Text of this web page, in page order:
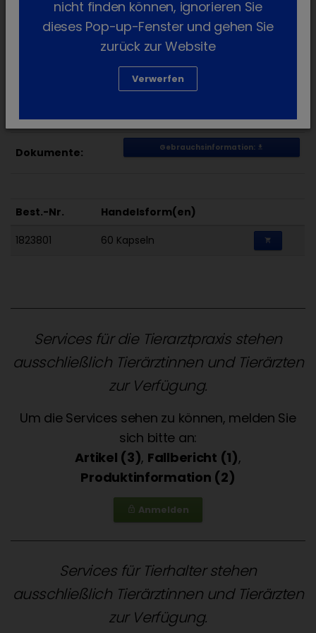
essenzielle Fettsäuren (4 %). Nettomasse: 39,8
g. Kapseln aus Rindergelatine (können geöffnet
Handelsform(en): 60 Kapseln
Dokumente: Gebrauchsinformation: get_app
Best.-Nr.
Handelsform(en)
1823801
60 Kapseln shopping_cart
Services für die Tierarztpraxis stehen
ausschließlich Tierärztinnen und Tierärzten
zur Verfügung.
Um die Services sehen zu können, melden Sie
sich bitte an:
Artikel (3), Fallbericht (1),
Produktinformation (2)
lock_outline Anmelden
Services für Tierhalter stehen
ausschließlich Tierärztinnen und Tierärzten
zur Verfügung.
nicht finden können, ignorieren Sie
dieses Pop-up-Fenster und gehen Sie
zurück zur Website
Verwerfen